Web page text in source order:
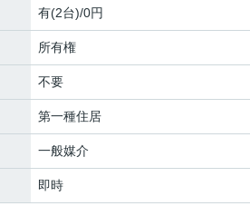
有(2台)/0円
所有権
不要
第一種住居
一般媒介
即時